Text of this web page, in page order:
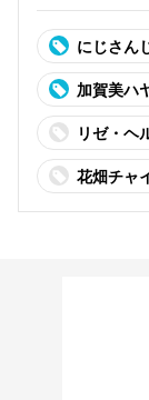
にじさん
加賀美ハ
リゼ・ヘ
花畑チャ